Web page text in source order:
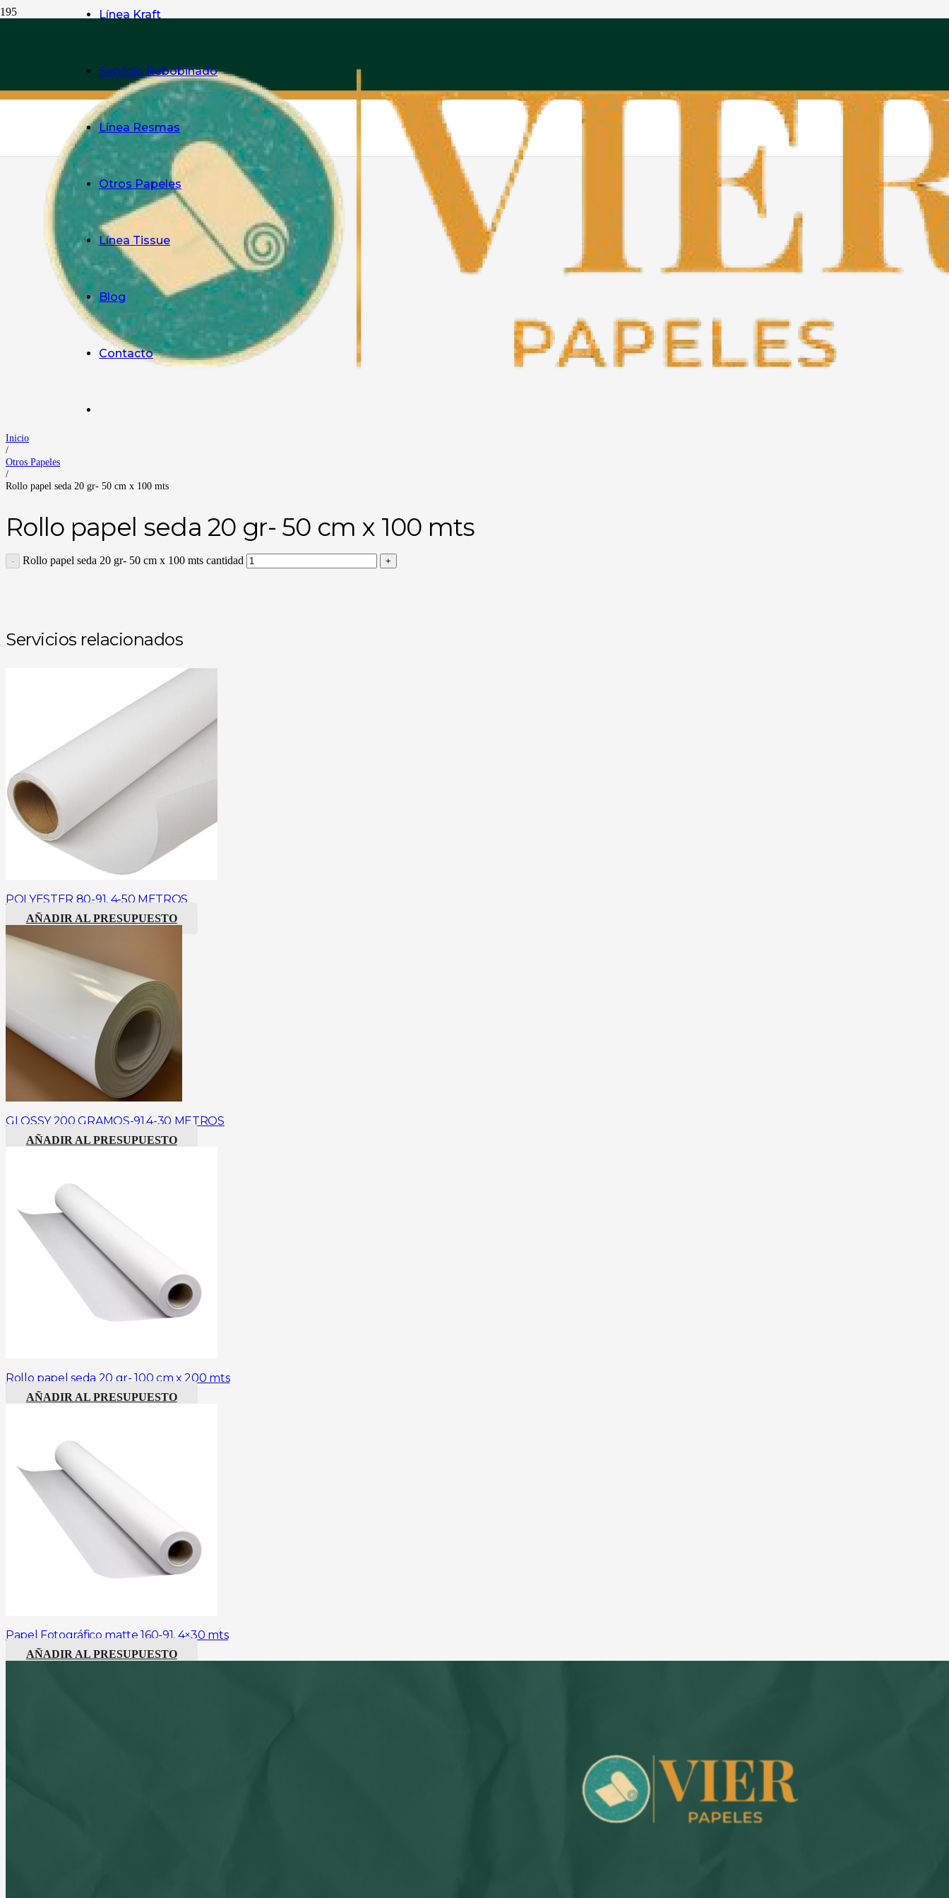
Línea Kraft
Servicio Rebobinado
Línea Resmas
Otros Papeles
Línea Tissue
Blog
Contacto
Inicio
/
Otros Papeles
/
Rollo papel seda 20 gr- 50 cm x 100 mts
Rollo papel seda 20 gr- 50 cm x 100 mts
Rollo papel seda 20 gr- 50 cm x 100 mts cantidad
Servicios relacionados
POLYESTER 80-91, 4-50 METROS
AÑADIR AL PRESUPUESTO
GLOSSY 200 GRAMOS-91,4-30 METROS
AÑADIR AL PRESUPUESTO
Rollo papel seda 20 gr- 100 cm x 200 mts
AÑADIR AL PRESUPUESTO
Papel Fotográfico matte 160-91, 4×30 mts
AÑADIR AL PRESUPUESTO